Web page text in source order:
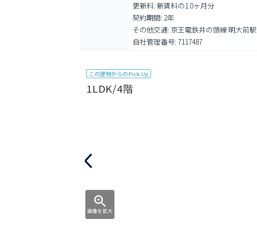
更新料: 新賃料の1.0ヶ月分
契約期間: 2年
その他交通: 京王電鉄井の頭線 明大前
自社管理番号: 7117487
この建物からのPick Up
1LDK/4階
画像を拡大